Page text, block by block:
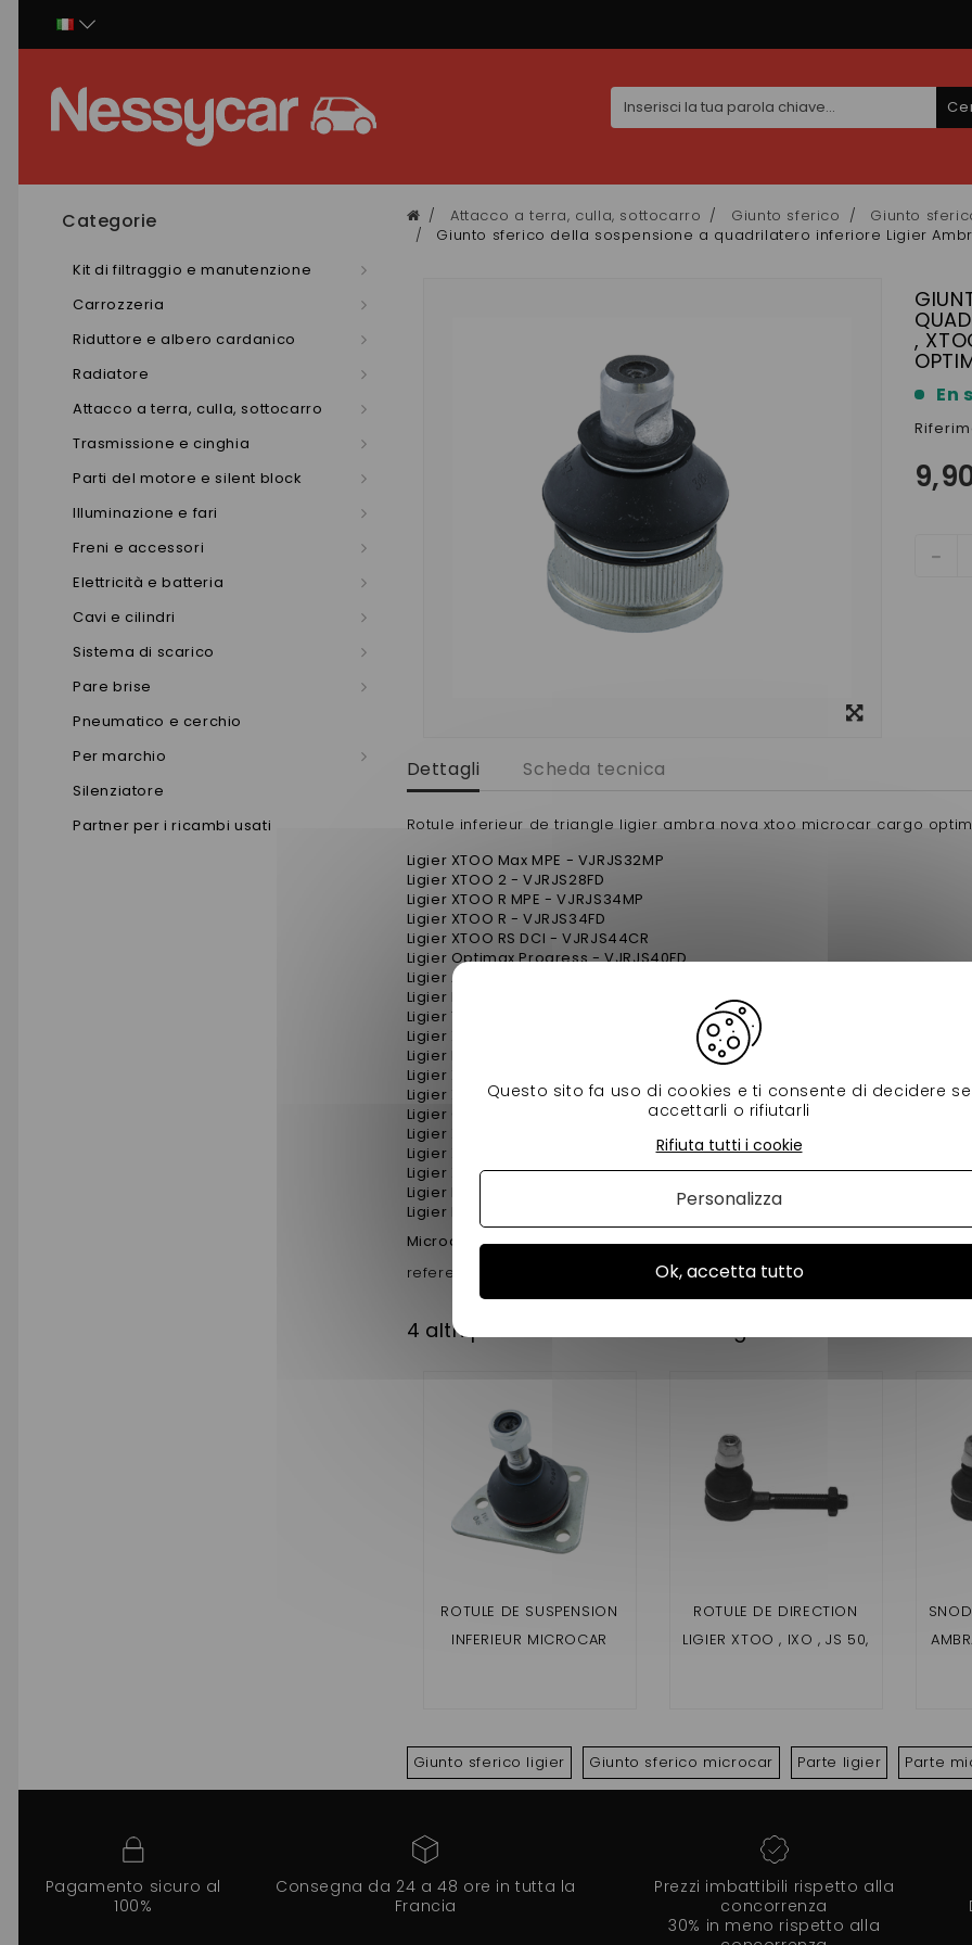
Categorie
Kit di filtraggio e manutenzione
Carrozzeria
Riduttore e albero cardanico
Radiatore
Attacco a terra, culla, sottocarro
Trasmissione e cinghia
Parti del motore e silent block
Illuminazione e fari
Freni e accessori
Elettricità e batteria
Cavi e cilindri
Sistema di scarico
Pare brise
Pneumatico e cerchio
Per marchio
Silenziatore
Partner per i ricambi usati
Attacco a terra, culla, sottocarro Giunto sferico
Giunto
Giunto sferico della sospensione a quadrilatero inferiore Ligier
,
En
Dettagli Scheda tecnica
Rotule inferieur de triangle ligier ambra nova xtoo microcar cargo
Ligier XTOO Max MPE - VJRJS32MP
Ligier XTOO 2 - VJRJS28FD
Ligier XTOO R MPE - VJRJS34MP
Ligier XTOO R - VJRJS34FD
Ligier XTOO RS DCI - VJRJS44CR
Ligier Optimax Progress - VJRJS40FD
Ligier Ambra - VJRJS16FD
Ligier Be up - VJRJS22FE
Ligier 162 - VJRJS16FD
Ligier XTOO 1 - VJRJS28FD
Ligier Dué - VJRJS42FDD
Ligier XTOO R DCI - VJRJS34CR
Ligier XTOO Max - VJRJS32FD
Ligier Optimax DCI - VJRJS40CR
Ligier XTOO S - VJRJS42FD
Ligier XTOO RS MPE - VJRJS44MP
Ligier XTOO RS - VJRJS44FD
Ligier Nova 500 - VJRJS20FD
Ligier be two - VJRJS22FD
Microcar
Microcar Cargo Progress -
Microcar Cargo DCI - VJRJS40CR
reference d'origine :
152066 vendu a l'unité
4 altri prodotti della stessa categoria:
ROTULE DE SUSPENSION
INFERIEUR MICROCAR
DUÉ
ROTULE DE DIRECTION
LIGIER XTOO , IXO , JS 50,
Giunto sferico ligier Giunto sferico microcar Parte ligier Parte
Pagamento sicuro al
100%
Consegna da 24 a 48 ore in tutta la
Francia
Prezzi imbattibili rispetto alla
concorrenza
30% in meno rispetto alla
Questo sito fa uso di cookies e ti consente di decidere se
accettarli o rifiutarli
Ok, accetta tutto
Rifiuta tutti i cookie
Personalizza